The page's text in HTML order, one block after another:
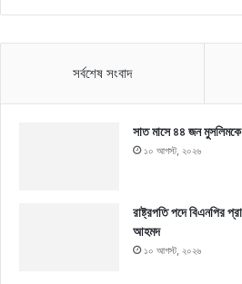
সর্বশেষ সংবাদ
সাত মাসে ৪৪ জন
১০ আগস্ট, ২০২৬
রাষ্ট্রপতি পদে বিএনপির
আহমদ
১০ আগস্ট, ২০২৬